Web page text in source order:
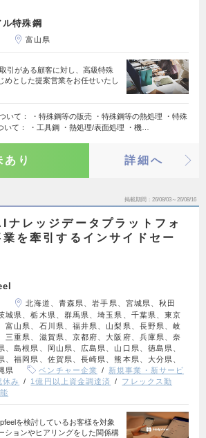
特殊鋼
富山県
引がある顧客に対し、高級特殊
めとした提案営業をお任せいたし
いて： ・特殊鋼等の販売 ・特殊鋼等の熱処理 ・特殊
いて： ・工具鋼 ・熱処理/表面処理 ・機…
あり 詳細へ
掲載期間 26/08/03～26/08/16
ナレッジデータプラットフォ
を牽引するインサイドセー
北海道、青森県、岩手県、宮城県、秋田
城県、栃木県、群馬県、埼玉県、千葉県、東京
富山県、石川県、福井県、山梨県、長野県、岐
三重県、滋賀県、京都府、大阪府、兵庫県、奈
、島根県、岡山県、広島県、山口県、徳島県、
、福岡県、佐賀県、長崎県、熊本県、大分県、
県
ベンチャー企業
新規事業・新サービ
休み 1億円以上資金調達済
フレックス勤
を検討しているお客様を対象
ションやヒアリングをした関係構